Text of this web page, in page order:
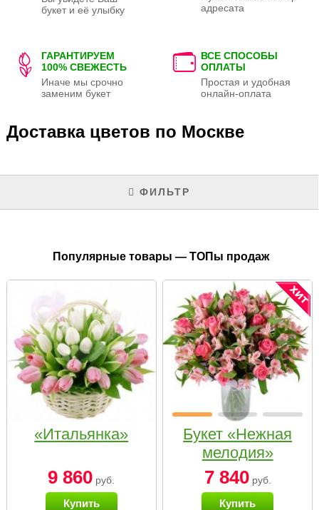
букет и её улыбку
адресата
ГАРАНТИРУЕМ
100% СВЕЖЕСТЬ
Иначе мы срочно
заменим букет
ВСЕ СПОСОБЫ
ОПЛАТЫ
Простая и удобная
онлайн-оплата
Доставка цветов по Москве
ФИЛЬТР
Популярные товары — ТОПы продаж
«Итальянка»
9 860 руб.
Купить
Букет «Нежная
мелодия»
7 840руб.
Купить